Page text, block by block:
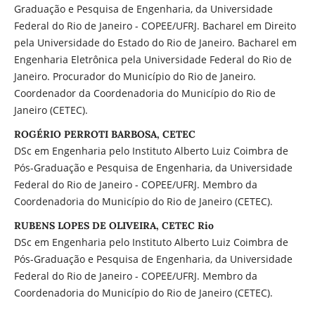
Graduação e Pesquisa de Engenharia, da Universidade
Federal do Rio de Janeiro - COPEE/UFRJ. Bacharel em Direito
pela Universidade do Estado do Rio de Janeiro. Bacharel em
Engenharia Eletrônica pela Universidade Federal do Rio de
Janeiro. Procurador do Município do Rio de Janeiro.
Coordenador da Coordenadoria do Município do Rio de
Janeiro (CETEC).
ROGÉRIO PERROTI BARBOSA, CETEC
DSc em Engenharia pelo Instituto Alberto Luiz Coimbra de
Pós-Graduação e Pesquisa de Engenharia, da Universidade
Federal do Rio de Janeiro - COPEE/UFRJ. Membro da
Coordenadoria do Município do Rio de Janeiro (CETEC).
RUBENS LOPES DE OLIVEIRA, CETEC Rio
DSc em Engenharia pelo Instituto Alberto Luiz Coimbra de
Pós-Graduação e Pesquisa de Engenharia, da Universidade
Federal do Rio de Janeiro - COPEE/UFRJ. Membro da
Coordenadoria do Município do Rio de Janeiro (CETEC).